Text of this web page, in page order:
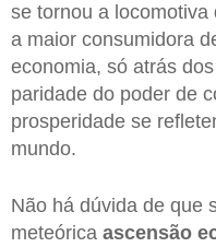
se tornou a
a maior consumidora
economia, só atrás dos
paridade do poder de
prosperidade se
mundo.
Não há dúvida de que
meteórica ascensão